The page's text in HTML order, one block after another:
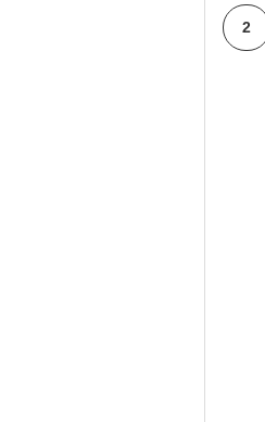
2